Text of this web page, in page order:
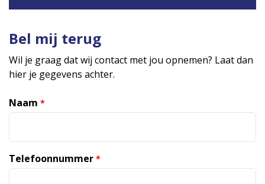
Bel mij terug
Wil je graag dat wij contact met jou opnemen? Laat dan
hier je gegevens achter.
Naam *
Telefoonnummer *